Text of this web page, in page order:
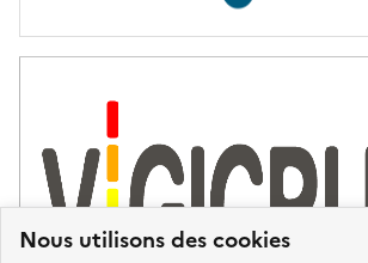
Nous utilisons des cookies